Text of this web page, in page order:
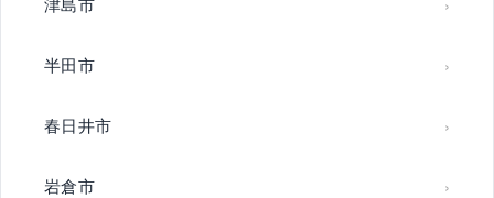
半田市
春日井市
岩倉市